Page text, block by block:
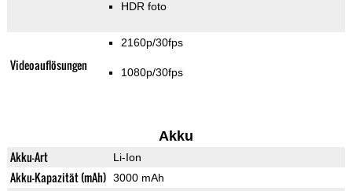
HDR foto
Videoauflösungen
2160p/30fps
1080p/30fps
Akku
Akku-Art Li-Ion
Akku-Kapazität (mAh) 3000 mAh